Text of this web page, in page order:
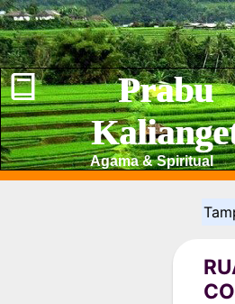
Prabu
Agama & Spiritual